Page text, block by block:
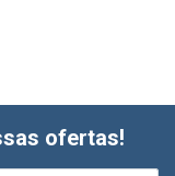
ofertas!